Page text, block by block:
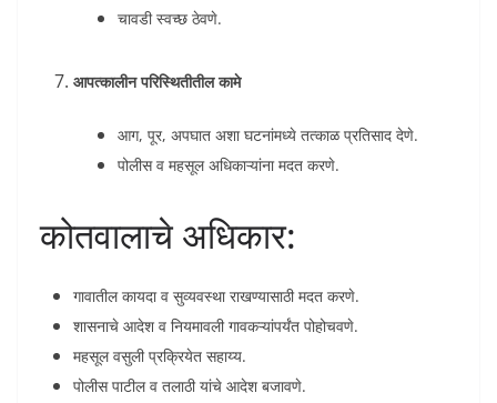
चावडी स्वच्छ ठेवणे.
आपत्कालीन परिस्थितीतील कामे
आग, पूर, अपघात अशा घटनांमध्ये तत्काळ प्रतिसाद देणे.
पोलीस व महसूल अधिकाऱ्यांना मदत करणे.
कोतवालाचे अधिकार:
गावातील कायदा व सुव्यवस्था राखण्यासाठी मदत करणे.
शासनाचे आदेश व नियमावली गावकऱ्यांपर्यंत पोहोचवणे.
महसूल वसुली प्रक्रियेत सहाय्य.
पोलीस पाटील व तलाठी यांचे आदेश बजावणे.